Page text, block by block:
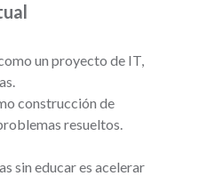
un proyecto de IT,
construcción de
resueltos.
sin educar es acelerar